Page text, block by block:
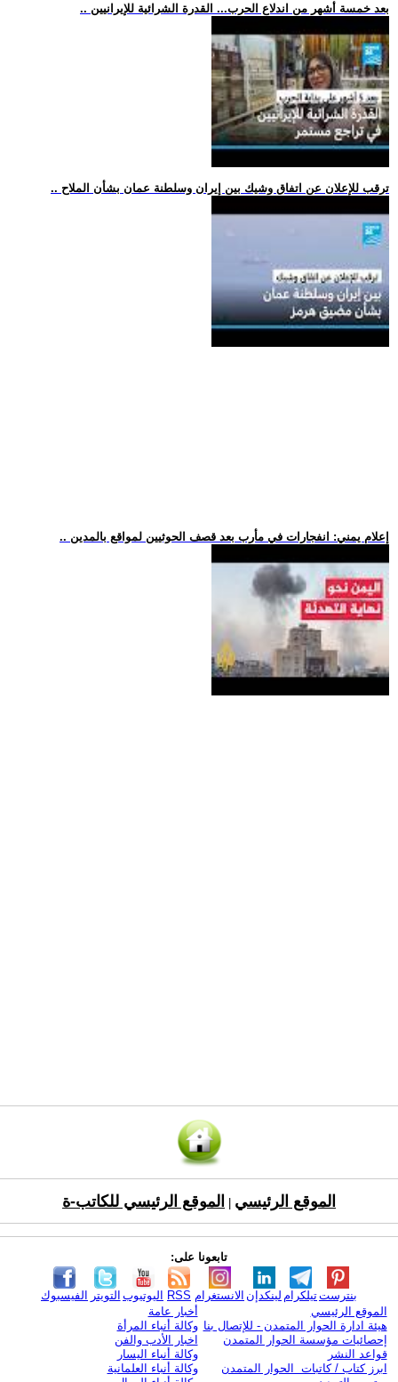
.. بعد خمسة أشهر من اندلاع الحرب... القدرة الشرائية للإيرانيين
.. ترقب للإعلان عن اتفاق وشيك بين إيران وسلطنة عمان بشأن الملاح
.. إعلام يمني: انفجارات في مأرب بعد قصف الحوثيين لمواقع بالمدين
الموقع الرئيسي الموقع الرئيسي للكاتب-ة
تابعونا على:
الفيسبوك التويتر اليوتيوب RSS الانستغرام لينكدإن تيلكرامبنترست
الموقع الرئيسي
هيئة ادارة الحوار المتمدن - للإتصال بنا
إحصائيات مؤسسة الحوار المتمدن
قواعد النشر
ابرز كتاب / كاتبات الحوار المتمدن
أخبار عامة
وكالة أنباء المرأة
اخبار الأدب والفن
وكالة أنباء اليسار
وكالة أنباء العلمانية